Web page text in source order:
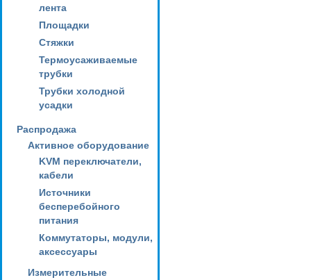
лента
Площадки
Стяжки
Термоусаживаемые
трубки
Трубки холодной
усадки
Распродажа
Активное оборудование
KVM переключатели,
кабели
Источники
бесперебойного
питания
Коммутаторы, модули,
аксессуары
Измерительные